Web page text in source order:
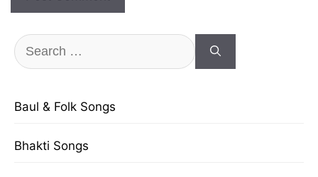
Search
for:
Baul & Folk Songs
Bhakti Songs